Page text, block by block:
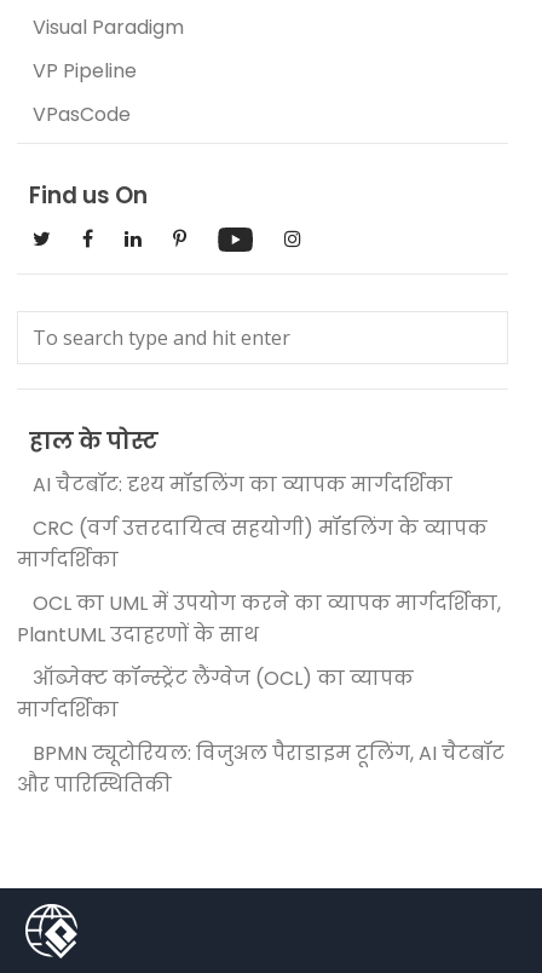
Visual Paradigm
VP Pipeline
VPasCode
Find us On
हाल के पोस्ट
AI चैटबॉट: दृश्य मॉडलिंग का व्यापक मार्गदर्शिका
CRC (वर्ग उत्तरदायित्व सहयोगी) मॉडलिंग के व्यापक
मार्गदर्शिका
OCL का UML में उपयोग करने का व्यापक मार्गदर्शिका,
PlantUML उदाहरणों के साथ
ऑब्जेक्ट कॉन्स्ट्रेंट लैंग्वेज (OCL) का व्यापक
मार्गदर्शिका
BPMN ट्यूटोरियल: विजुअल पैराडाइम टूलिंग, AI चैटबॉट
और पारिस्थितिकी